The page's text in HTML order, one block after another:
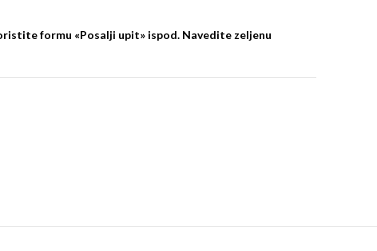
formu «Posalji upit» ispod. Navedite zeljenu